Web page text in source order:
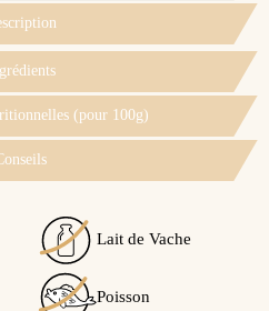
(pour 100g)
Lait de Vache
Poisson